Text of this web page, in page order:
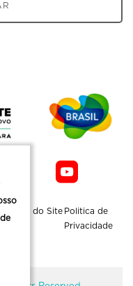
Mapa do Site Politica de
Privacidade